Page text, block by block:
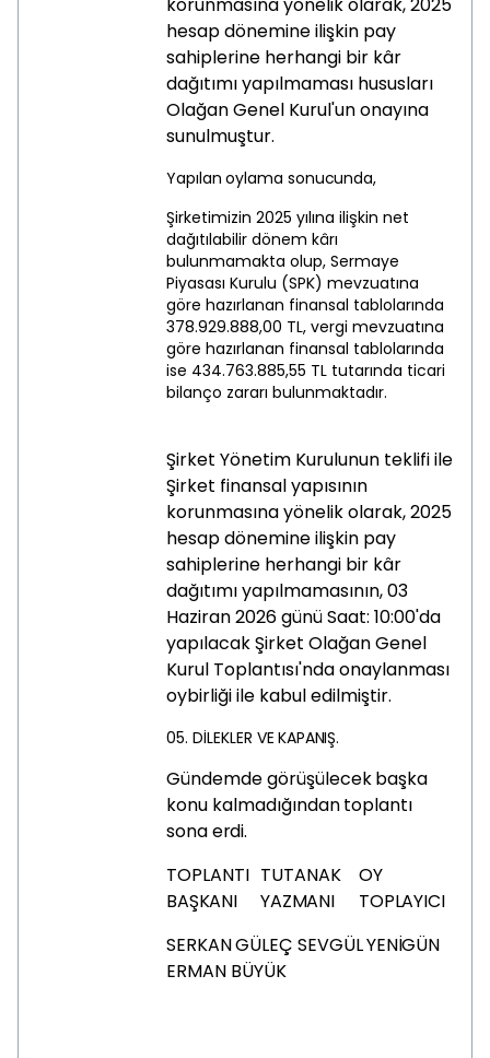
hesap dönemine ilişkin pay
sahiplerine herhangi bir kâr
dağıtımı yapılmaması hususları
Olağan Genel Kurul'unonayına
sunulmuştur.
Yapılan oylama sonucunda,
Şirketimizin 2025 yılına ilişkin net
dağıtılabilir dönem kârı
bulunmamakta olup, Sermaye
Piyasası Kurulu (SPK) mevzuatına
göre hazırlanan finansal tablolarında
378.929.888,00 TL, vergi mevzuatına
göre hazırlanan finansal tablolarında
ise 434.763.885,55 TL tutarında ticari
bilanço zararı bulunmaktadır.
Şirket Yönetim Kurulunun teklifi ile
Şirket finansal yapısının
korunmasına yönelik olarak, 2025
hesap dönemine ilişkin pay
sahiplerine herhangi bir kâr
dağıtımı yapılmamasının, 03
Haziran 2026 günü Saat: 10:00'da
yapılacak Şirket Olağan Genel
Kurul Toplantısı'nda onaylanması
oybirliği ile kabul edilmiştir.
05. DİLEKLER VE KAPANIŞ.
Gündemdegörüşülecekbaşka
konu kalmadığındantoplantı
sonaerdi.
TOPLANTI
BAŞKANI
TUTANAK
YAZMANI
OY
TOPLAYICI
SERKANGÜLEÇ SEVGÜLYENİGÜN
ERMAN BÜYÜK